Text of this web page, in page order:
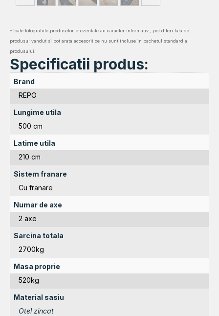
*Toate fotografiile produselor prezentate au caracter informativ , pot diferi fata de
produsul vandut si pot arata accesorii ce nu sunt incluse in pachetul standard al
produsului.
Specificatii produs:
Brand
REPO
Lungime utila
500 cm
Latime utila
210 cm
Sistem franare
Cu franare
Numar de axe
2 axe
Sarcina totala
2700kg
Masa proprie
520kg
Material sasiu
Otel zincat